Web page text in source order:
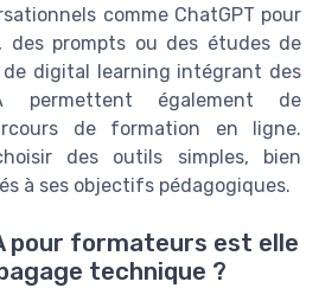
comme ChatGPT pour
des prompts ou des études de
de digital learning intégrant des
permettent également de
de formation en ligne.
des outils simples, bien
à ses objectifs pédagogiques.
pour formateurs est elle
technique ?